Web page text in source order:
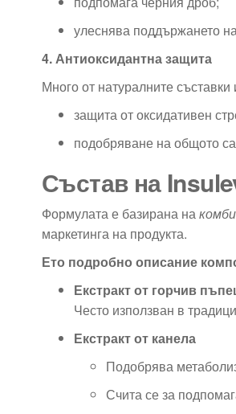
улеснява поддържането
4. Антиоксидантна защита
Много от натуралните
защита от оксидативен
подобряване на общото
Състав на
Формулата е базирана на
маркетинга на продукта.
Ето подробно описание
Екстракт от горчив
Често използван в
Екстракт от канела
Подобрява
Счита се за